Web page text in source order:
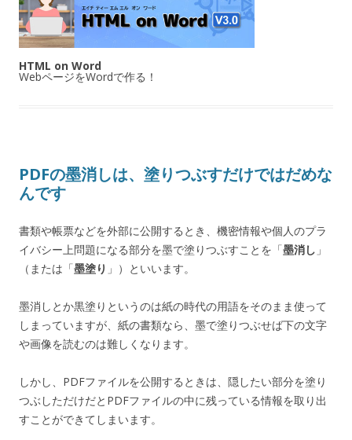
HTML on Word
WebページをWordで作る！
PDFの墨消しは、塗りつぶすだけではだめな
んです
書類や帳票などを外部に公開するとき、機密情報や個人のプラ
イバシー上問題になる部分を墨で塗りつぶすことを「墨消し 」
（または「墨塗り 」）といいます。
墨消しとか黒塗りというのは紙の時代の用語をそのまま使って
しまっていますが、紙の書類なら、墨で塗りつぶせば下の文字
や画像を読むのは難しくなります。
しかし、PDFファイルを公開するときは、隠したい部分を塗り
つぶしただけだとPDFファイルの中に残っている情報を取り出
すことができてしまいます。